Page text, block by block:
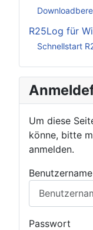
R25Log für
Schnellstart
Um diese
könne, bitte
anmelden.
Benutzername
Passwort